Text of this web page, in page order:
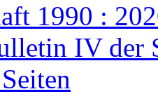
1990 :
IV der